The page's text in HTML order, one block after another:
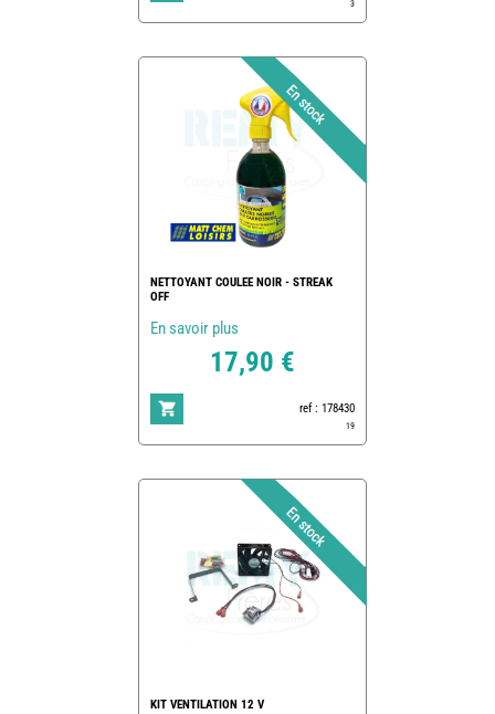
3
NETTOYANT COULEE NOIR - STREAK
OFF
En savoir plus
17,90 €
ref : 178430
19
KIT VENTILATION 12 V